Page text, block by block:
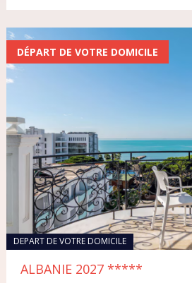
VIETNAM
DEPART DE VOTRE DOMICILE
ALBANIE 2027 *****
DÉPART DE VOTRE DOMICILE
De 1 à 2 jours
De 6 à 8 jours
De 9 à 12 jours
De 13 à 15 jours
Plus de 15 jours